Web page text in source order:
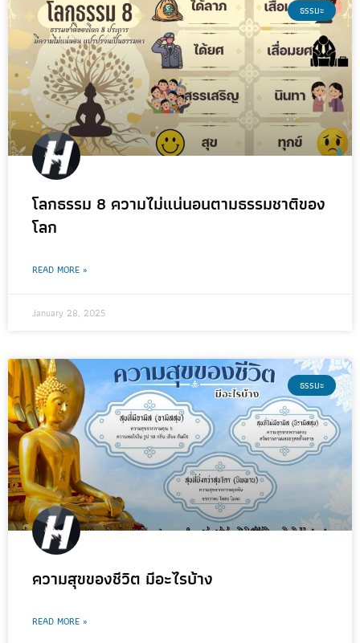
ธรรมะ
โลกธรรม 8 ความไม่แน่นอนตามธรรมชาติของ
โลก
READ MORE »
January 28, 2025
ธรรมะ
ความสุขของชีวิต มีอะไรบ้าง
READ MORE »